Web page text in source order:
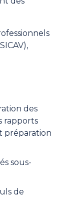
des
rapports
préparation
sous-
de